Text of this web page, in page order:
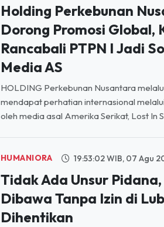
Holding Perkebunan
Dorong Promosi Global,
Rancabali PTPN I Jadi
Media AS
HOLDING Perkebunan Nusantara
mendapat perhatian internasional
oleh media asal Amerika Serikat, Lost In
HUMANIORA 19:53:02 WIB, 07 Agu
Tidak Ada Unsur
Dibawa Tanpa Izin di
Dihentikan